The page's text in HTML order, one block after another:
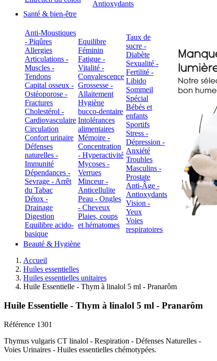
Antioxydants
Santé & bien-être
Anti-Moustiques
- Piqûres
Allergies
Articulations -
Muscles -
Tendons
Capital osseux -
Ostéoporose -
Fractures
Cholestérol -
Cardiovasculaire
Circulation
Confort urinaire
Défenses
naturelles -
Immunité
Dépendances -
Sevrage - Arrêt
du Tabac
Détox -
Drainage
Digestion
Equilibre acido-
basique
Equilibre
Féminin
Fatigue -
Vitalité -
Convalescence
Grossesse -
Allaitement
Hygiène
bucco-dentaire
Intolérances
alimentaires
Mémoire -
Concentration
- Hyperactivité
Mycoses -
Verrues
Minceur -
Anticellulite
Peau - Ongles
- Cheveux
Plaies, coups
et hématomes
Taux de
sucre -
Diabète
Sexualité -
Fertilité -
Libido
Sommeil
Spécial
Bébés et
enfants
Sportifs
Stress -
Dépression -
Anxiété
Troubles
Masculins -
Prostate
Anti-Âge -
Antioxydants
Vision -
Yeux
Voies
respiratoires
Beauté & Hygiène
Accueil
Huiles essentielles
Huiles essentielles unitaires
Huile Essentielle - Thym à linalol 5 ml - Pranarôm
Huile Essentielle - Thym à linalol 5 ml - Pranarôm
Référence 1301
Thymus vulgaris CT linalol - Respiration - Défenses Naturelles -
Voies Urinaires - Huiles essentielles chémotypées.